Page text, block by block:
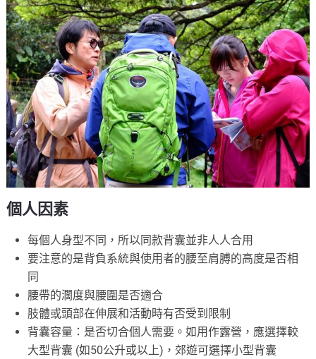
個人因素
每個人身型不同，所以同款背囊並非人人合用
要注意的是背負系統與使用者的腰至肩膊的高度是否相
同
腰帶的濶度與腰圍是否適合
肢體或頭部在伸展和活動時有否受到限制
背囊容量：是否切合個人需要。如用作露營，應選擇較
大型背囊 (如50公升或以上)，郊遊可選擇小型背囊